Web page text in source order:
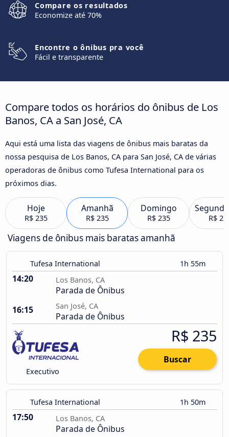
Compare os resultados
Economize até 70%
Encontre o ônibus pra você
Fácil e transparente
Compare todos os horários do ônibus de Los
Banos, CA a San José, CA
Aqui está uma lista das viagens de ônibus mais baratas da
nossa pesquisa de Los Banos, CA para San José, CA de várias
operadoras de ônibus como Tufesa International para os
próximos dias.
Hoje
R$ 235
Amanhã
R$ 235
Domingo
R$ 235 R$
Viagens de ônibus mais baratas amanhã
Tufesa International 1h 55m
14:20 Los Banos, CA
Parada de Ônibus
16:15
San José, CA
Parada de Ônibus
Executivo
R$ 235
Buscar
Tufesa International 1h 50m
17:50 Los Banos, CA
Parada de Ônibus